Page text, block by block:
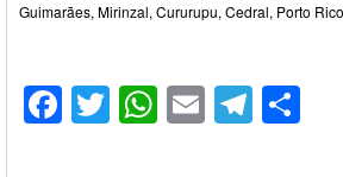
Guimarães, Mirinzal, Cururupu, Cedral, Porto
Facebook
Twitter
WhatsApp
Email